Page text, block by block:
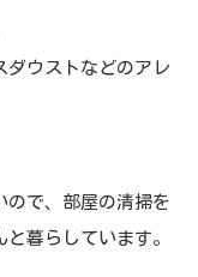
ダウストなどのアレ
ので、部屋の清掃を
暮らしています。